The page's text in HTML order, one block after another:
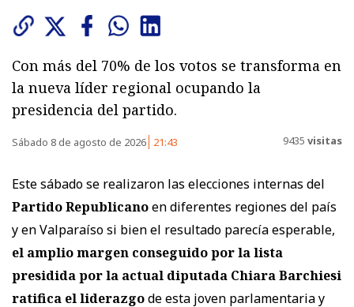
Con más del 70% de los votos se transforma en
la nueva líder regional ocupando la
presidencia del partido.
Sábado 8 de agosto de 2026 21:43 9435 visitas
Este sábado se realizaron las elecciones internas del
Partido Republicanoen diferentes regiones del país
y en Valparaíso si bien el resultado parecía esperable,
el amplio margen conseguido por la lista
presidida por la actual diputada Chiara Barchiesi
ratifica el liderazgode esta joven parlamentaria y